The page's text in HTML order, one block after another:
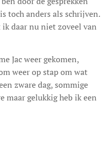
toch anders als schrijven.
daar nu niet zoveel van
Jac weer gekomen,
weer op stap om wat
zware dag, sommige
maar gelukkig heb ik een